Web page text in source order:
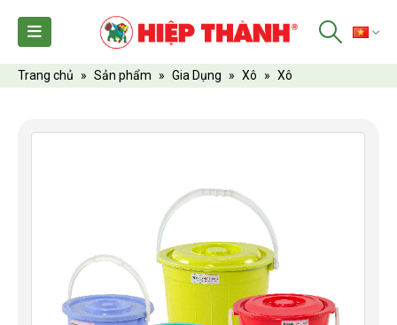
Trang chủ » Sản phẩm » Gia Dụng » Xô » Xô